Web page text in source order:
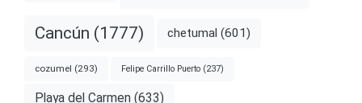
Cancún (1777) chetumal (601)
cozumel (293) Felipe Carrillo Puerto (237)
Playa del Carmen (633)